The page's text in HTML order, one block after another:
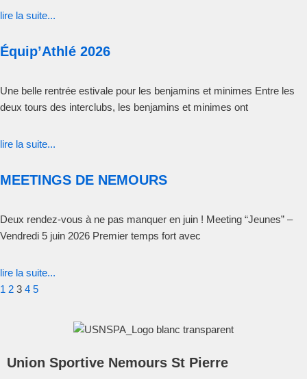
lire la suite...
Équip’Athlé 2026
Une belle rentrée estivale pour les benjamins et minimes Entre les
deux tours des interclubs, les benjamins et minimes ont
lire la suite...
MEETINGS DE NEMOURS
Deux rendez-vous à ne pas manquer en juin ! Meeting “Jeunes” –
Vendredi 5 juin 2026 Premier temps fort avec
lire la suite...
1 2 3 4 5
Union Sportive Nemours St Pierre